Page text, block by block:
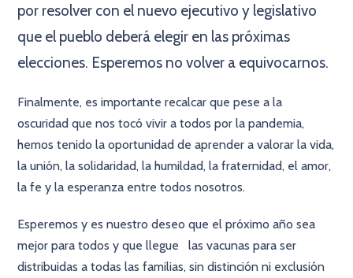
por resolver con el nuevo ejecutivo y legislativo
que el pueblo deberá elegir en las próximas
elecciones. Esperemos no volver a equivocarnos.
Finalmente, es importante recalcar que pese a la
oscuridad que nos tocó vivir a todos por la pandemia,
hemos tenido la oportunidad de aprender a valorar la vida,
la unión, la solidaridad, la humildad, la fraternidad, el amor,
la fe y la esperanza entre todos nosotros.
Esperemos y es nuestro deseo que el próximo año sea
mejor para todos y que llegue las vacunas para ser
distribuidas a todas las familias, sin distinción ni exclusión